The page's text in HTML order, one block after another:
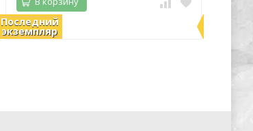
Последний
экземпляр
В наличии